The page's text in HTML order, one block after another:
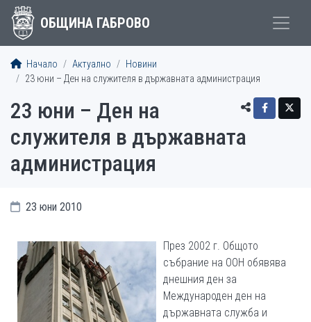
ОБЩИНА ГАБРОВО
Начало Актуално
Новини
23 юни – Ден на служителя в държавната администрация
23 юни – Ден на
служителя в държавната
администрация
23 юни 2010
През 2002 г. Общото
събрание на ООН обявява
днешния ден за
Международен ден на
държавната служба и